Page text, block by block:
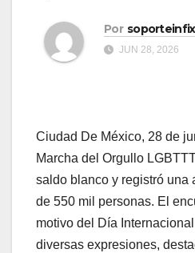
Por soporteinfix
JUN 28, 2026
Ciudad De México, 28 de
Marcha del Orgullo
saldo blanco y registró una
de 550 mil personas. El
motivo del Día
diversas expresiones,